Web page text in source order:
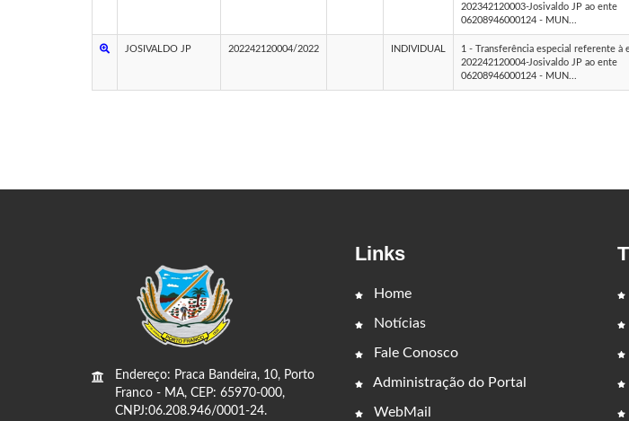
202342120003-Josivaldo JP ao ente
06208946000124 - MUN...
JOSIVALDO JP 202242120004/2022 INDIVIDUAL
1 - Transferência especial referente à
202242120004-Josivaldo JP ao ente
06208946000124 - MUN...
Endereço: Praca Bandeira, 10, Porto
Franco - MA, CEP: 65970-000,
CNPJ:06.208.946/0001-24.
Links
Home
Notícias
Fale Conosco
Administração do Portal
WebMail